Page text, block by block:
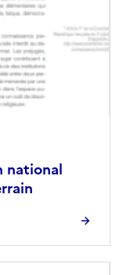
national